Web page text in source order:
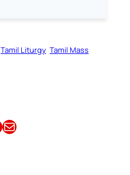
Tamil Liturgy Tamil Mass
Email this Article